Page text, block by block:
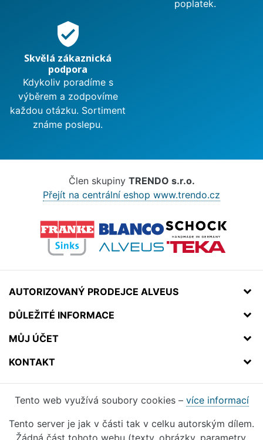
poplatek.
verified_user
Skvělá zákaznická
podpora
Kdykoliv poradíme s
výběrem a zodpovíme
každou otázku. Sortiment
známe poslepu.
Člen skupiny TRENDO s.r.o.
Přejít na centrální eshop www.trendo.cz
AUTORIZOVANÝ PRODEJCE ALVEUS
DŮLEŽITÉ INFORMACE
MŮJ ÚČET
KONTAKT
Tento web využívá soubory cookies – více informací
Tento server je jak v části tak v celku autorským dílem.
Žádná část tohoto webu (texty, obrázky, parametry,